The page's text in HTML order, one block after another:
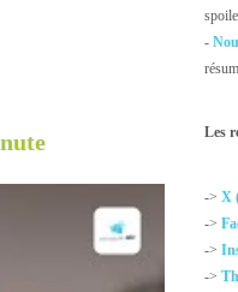
-
Les
->X
->
->
->